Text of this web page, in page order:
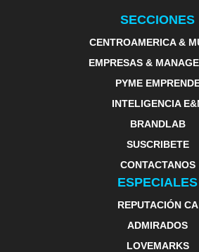
SECCIONES
CENTROAMERICA &
EMPRESAS &
PYME
INTELIGENCIA
BRANDLAB
SUSCRIBETE
CONTACTANOS
ESPECIALES
REPUTACIÓN CA
ADMIRADOS
LOVEMARKS